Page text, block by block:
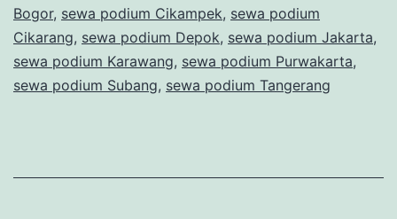
Bogor, sewa podium Cikampek, sewa podium
Cikarang, sewa podium Depok, sewa podium Jakarta,
sewa podium Karawang, sewa podium Purwakarta,
sewa podium Subang, sewa podium Tangerang